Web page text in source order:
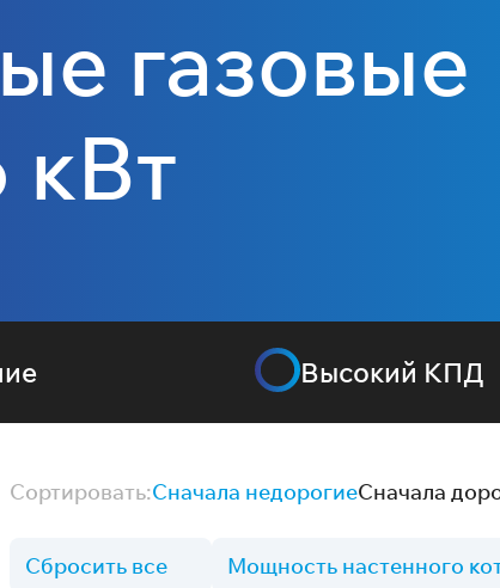
газовые
кВт
Высокий КПД
Сортировать:Сначала недорогиеСначала
Сбросить все Мощность настенного